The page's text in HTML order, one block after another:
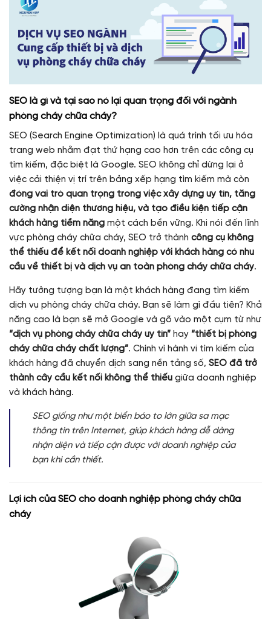
SEO là gì và tại sao nó lại quan trọng đối với ngành
phòng cháy chữa cháy?
SEO (Search Engine Optimization) là quá trình tối ưu hóa
trang web nhằm đạt thứ hạng cao hơn trên các công cụ
tìm kiếm, đặc biệt là Google. SEO không chỉ dừng lại ở
việc cải thiện vị trí trên bảng xếp hạng tìm kiếm mà còn
đóng vai trò quan trọng trong việc xây dựng uy tín, tăng
cường nhận diện thương hiệu, và tạo điều kiện tiếp cận
khách hàng tiềm năng một cách bền vững. Khi nói đến lĩnh
vực phòng cháy chữa cháy, SEO trở thành công cụ không
thể thiếu để kết nối doanh nghiệp với khách hàng có nhu
cầu về thiết bị và dịch vụ an toàn phòng cháy chữa cháy.
Hãy tưởng tượng bạn là một khách hàng đang tìm kiếm
dịch vụ phòng cháy chữa cháy. Bạn sẽ làm gì đầu tiên? Khả
năng cao là bạn sẽ mở Google và gõ vào một cụm từ như
“dịch vụ phòng cháy chữa cháy uy tín” hay “thiết bị phòng
cháy chữa cháy chất lượng”. Chính vì hành vi tìm kiếm của
khách hàng đã chuyển dịch sang nền tảng số, SEO đã trở
thành cây cầu kết nối không thể thiếu giữa doanh nghiệp
và khách hàng.
SEO giống như một biển báo to lớn giữa sa mạc
thông tin trên Internet, giúp khách hàng dễ dàng
nhận diện và tiếp cận được với doanh nghiệp của
bạn khi cần thiết.
Lợi ích của SEO cho doanh nghiệp phòng cháy chữa
cháy